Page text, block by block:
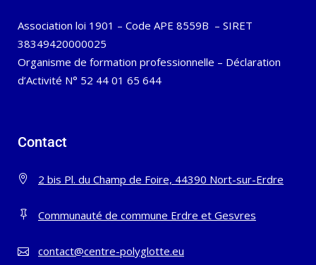
Association loi 1901 – Code APE 8559B – SIRET
38349420000025
Organisme de formation professionnelle – Déclaration
d’Activité N° 52 44 01 65 644
Contact
2 bis Pl. du Champ de Foire, 44390 Nort-sur-Erdre
Communauté de commune Erdre et Gesvres
contact@centre-polyglotte.eu